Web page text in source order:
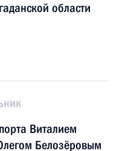
области
Виталием
Белозёровым